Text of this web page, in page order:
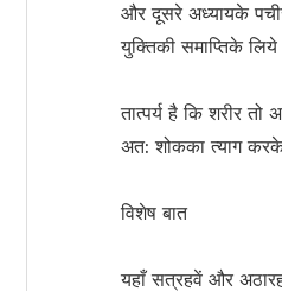
और दूसरे अध्यायके
युक्तिकी समाप्तिके
तात्पर्य है कि शरीर
अत: शोकका त्याग करके
विशेष बात
यहाँ सत्रहवें और